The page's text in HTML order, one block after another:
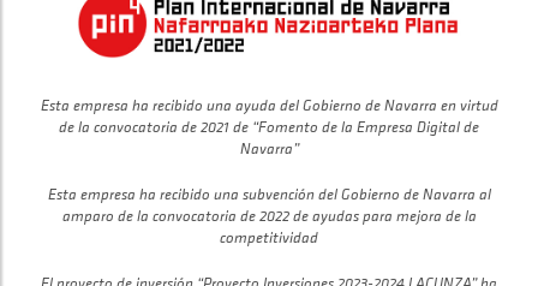
Esta empresa ha recibido una ayuda del Gobierno de Navarra en virtud
de la convocatoria de 2021 de “Fomento de la Empresa Digital de
Navarra”
Esta empresa ha recibido una subvención del Gobierno de Navarra al
amparo de la convocatoria de 2022 de ayudas para mejora de la
competitividad